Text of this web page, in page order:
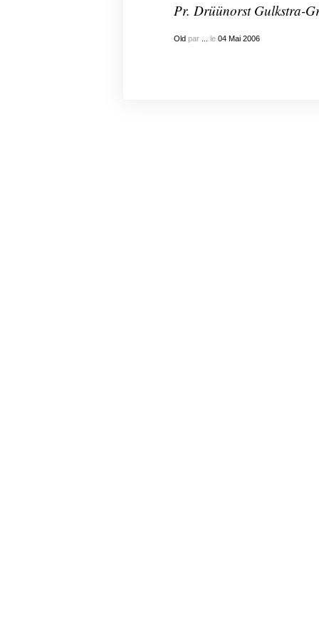
Pr. Drüünorst Gulkstra-
Oldpar le 04 Mai 2006